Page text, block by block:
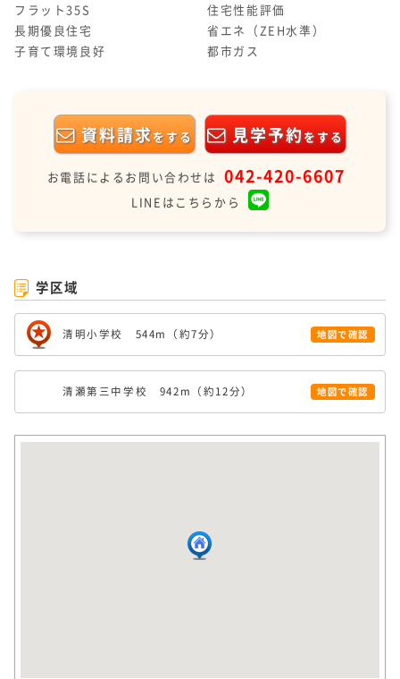
フラット35S
住宅性能評価
長期優良住宅
省エネ（ZEH水準）
子育て環境良好
都市ガス
資料請求をする 見学予約をする
お電話によるお問い合わせは 042-420-6607
LINEはこちらから
学区域
清明小学校 544m（約7分） 地図で確認
清瀬第三中学校 942m（約12分） 地図で確認